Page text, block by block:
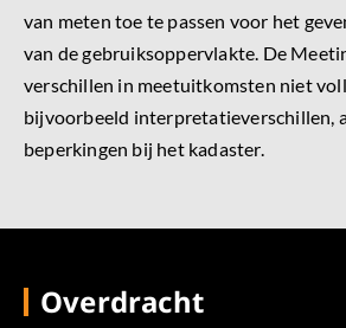
van meten toe te passen voor het
van de gebruiksoppervlakte. De
verschillen in meetuitkomsten niet
bijvoorbeeld interpretatieverschillen,
beperkingen bij het kadaster.
Overdracht